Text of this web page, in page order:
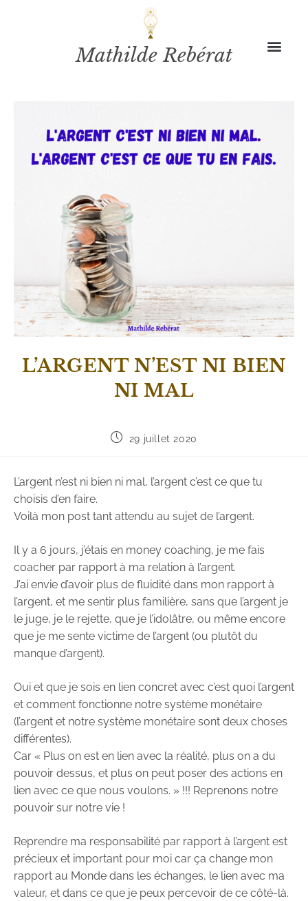
Mathilde Rebérat
L’ARGENT N’EST NI BIEN
NI MAL
29 juillet 2020
L’argent n’est ni bien ni mal, l’argent c’est ce que tu
choisis d’en faire.
Voilà mon post tant attendu au sujet de l’argent.
Il y a 6 jours, j’étais en money coaching, je me fais
coacher par rapport à ma relation à l’argent.
J’ai envie d’avoir plus de fluidité dans mon rapport à
l’argent, et me sentir plus familière, sans que l’argent je
le juge, je le rejette, que je l’idolâtre, ou même encore
que je me sente victime de l’argent (ou plutôt du
manque d’argent).
Oui et que je sois en lien concret avec c’est quoi l’argent
et comment fonctionne notre système monétaire
(l’argent et notre système monétaire sont deux choses
différentes).
Car « Plus on est en lien avec la réalité, plus on a du
pouvoir dessus, et plus on peut poser des actions en
lien avec ce que nous voulons. » !!! Reprenons notre
pouvoir sur notre vie !
Reprendre ma responsabilité par rapport à l’argent est
précieux et important pour moi car ça change mon
rapport au Monde dans les échanges, le lien avec ma
valeur, et dans ce que je peux percevoir de ce côté-là.